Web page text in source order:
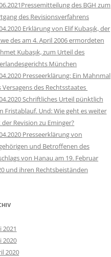
des BGH zum
des Revisionsverfahrens
Erklärung von Elif Kubaşık, der
des am 4. April 2006 ermordeten
Kubaşık, zum Urteil des
München
Presseerklärung: Ein Mahnmal
Versagens des Rechtsstaates
Schriftliches Urteil pünktlich
Fristablauf. Und: Wie geht es weiter
Revision zu Eminger?
Presseerklärung von
und Betroffenen des
von Hanau am 19. Februar
und ihren Rechtsbeiständen
2021
2020
2020